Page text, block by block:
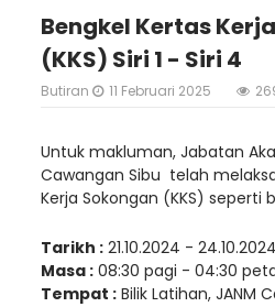
Bengkel Kertas
(KKS) Siri 1 - Siri 4
Butiran 11 Februari 2025
Untuk makluman, Jabatan
Cawangan Sibu telah
Kerja Sokongan (KKS) seperti
Tarikh : 21.10.2024 - 24.10.2024
Masa : 08:30 pagi - 04:30
Tempat : Bilik Latihan, JANM